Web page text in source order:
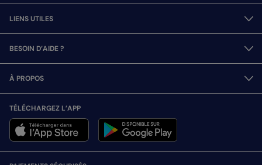
LIENS UTILES
BESOIN D’AIDE ?
À PROPOS
TÉLÉCHARGEZ L’APP